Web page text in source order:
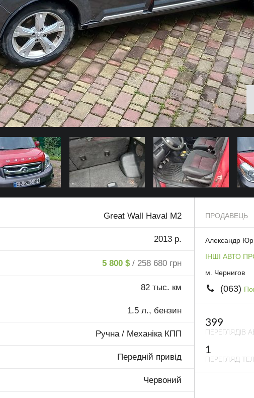
Great Wall Haval М2
2013 р.
5 800 $ / 258 680 грн
82 тыс. км
1.5 л., бензин
Ручна / Механіка КПП
Передній привід
Червоний
ПРОДАВЕЦЬ
Александр
ІНШІ АВТО
м. Чернигов
(063)
399
ПЕРЕГЛЯДІВ
1
ПЕРЕГЛЯД ТЕЛ.